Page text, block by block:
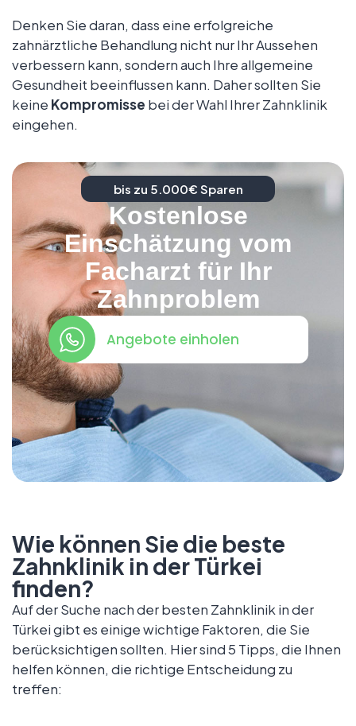
Denken Sie daran, dass eine erfolgreiche
zahnärztliche Behandlung nicht nur Ihr Aussehen
verbessern kann, sondern auch Ihre allgemeine
Gesundheit beeinflussen kann. Daher sollten Sie
keine Kompromisse bei der Wahl Ihrer Zahnklinik
eingehen.
bis zu 5.000€ Sparen
Kostenlose
Einschätzung vom
Facharzt für Ihr
Zahnproblem
Angebote einholen
Wie können Sie die beste
Zahnklinik in der Türkei
finden?
Auf der Suche nach der besten Zahnklinik in der
Türkei gibt es einige wichtige Faktoren, die Sie
berücksichtigen sollten. Hier sind 5 Tipps, die Ihnen
helfen können, die richtige Entscheidung zu
treffen: